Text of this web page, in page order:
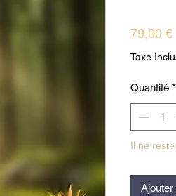
79,00 €
Taxe
Quantité *
Il ne
Ajouter